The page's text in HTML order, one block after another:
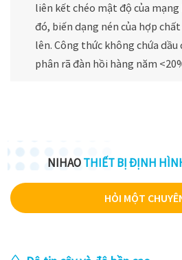
liên kết chéo mật độ của
đó, biến dạng nén của hợp
lên. Công thức không chứa dầu
phân rã đàn hồi hàng năm
NIHAOTHIẾT BỊ ĐỊNH
HỎI MỘT